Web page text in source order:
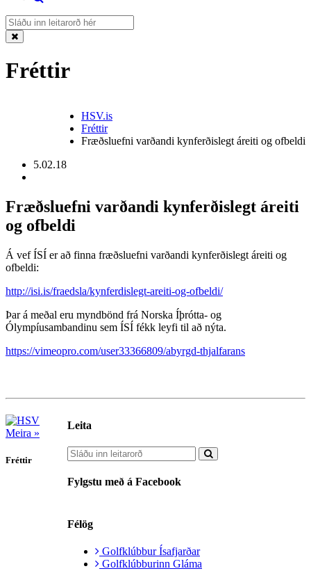
Fréttir
HSV.is
Fréttir
Fræðsluefni varðandi kynferðislegt áreiti og ofbeldi
5.02.18
Fræðsluefni varðandi kynferðislegt áreiti
og ofbeldi
Á vef ÍSÍ er að finna fræðsluefni varðandi kynferðislegt áreiti og
ofbeldi:
http://isi.is/fraedsla/kynferdislegt-areiti-og-ofbeldi/
Þar á meðal eru myndbönd frá Norska Íþrótta- og
Ólympíusambandinu sem ÍSÍ fékk leyfi til að nýta.
https://vimeopro.com/user33366809/abyrgd-thjalfarans
Leita
Fylgstu með á Facebook
Félög
Golfklúbbur Ísafjarðar
Golfklúbburinn Gláma
Meira »
Fréttir